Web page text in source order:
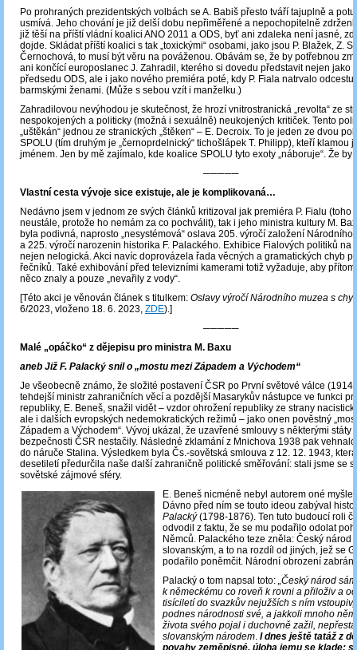
Po prohraných prezidentských volbách se A. Babiš přesto tváří tajuplně a
usmívá. Jeho chování je již delší dobu nepřiměřené a nepochopitelně
již těší na příští vládní koalici ANO 2011 a ODS, byť ani zdaleka není jasné,
dojde. Skládat příští koalici s tak „toxickými“ osobami, jako jsou P. Blažek, Z.
Černochová, to musí být věru na pováženou. Obávám se, že by potřebnou
ani končící europoslanec J. Zahradil, kterého si dovedu představit nejen jako
předsedu ODS, ale i jako nového premiéra poté, kdy P. Fiala natrvalo
barmskými ženami. (Může s sebou vzít i manželku.)
Zahradilovou nevýhodou je skutečnost, že hrozí vnitrostranická „revolta“ ze
nespokojených a politicky (možná i sexuálně) neukojených kritiček. Tento
„uštěkán“ jednou ze stranických „štěken“ – E. Decroix. To je jeden ze dvou
SPOLU (tím druhým je „černoprdelnický“ tichošlápek T. Philipp), kteří klamou
jménem. Jen by mě zajímalo, kde koalice SPOLU tyto exoty „náboruje“. Že by
─────
Vlastní cesta vývoje sice existuje, ale je komplikovaná…
Nedávno jsem v jednom ze svých článků kritizoval jak premiéra P. Fialu (toho
neustále, protože ho nemám za co pochválit), tak i jeho ministra kultury M.
byla podivná, naprosto „nesystémová“ oslava 205. výročí založení Národního
a 225. výročí narozenin historika F. Palackého. Exhibice Fialových politiků na
nejen nelogická. Akci navíc doprovázela řada věcných a gramatických chyb
řečníků. Také exhibování před televizními kamerami totiž vyžaduje, aby
něco znaly a pouze „nevařily z vody“.
[Této akci je věnován článek s titulkem: Oslavy výročí Národního muzea s
6/2023, vloženo 18. 6. 2023, ZDE).]
─────
Malé „opáčko“ z dějepisu pro ministra M. Baxu
aneb Již F. Palacký snil o „mostu mezi Západem a Východem“
Je všeobecně známo, že složité postavení ČSR po První světové válce
tehdejší ministr zahraničních věcí a pozdější Masarykův nástupce ve funkci
republiky, E. Beneš, snažil vidět – vzdor ohrožení republiky ze strany
ale i dalších evropských nedemokratických režimů – jako onen pověstný
Západem a Východem“. Vývoj ukázal, že uzavřené smlouvy s některými státy
bezpečnosti ČSR nestačily. Následné zklamání z Mnichova 1938 pak
do náruče Stalina. Výsledkem byla Čs.-sovětská smlouva z 12. 12. 1943,
desetiletí předurčila naše další zahraničně politické směřování: stali jsme se
sovětské zájmové sféry.
E. Beneš nicméně nebyl autorem oné
Dávno před ním se touto ideou zabýval
Palacký(1798-1876). Ten tuto budoucí roli
odvodil z faktu, že se mu podařilo odolat
Němců. Palackého teze zněla: Český národ
slovanským, a to na rozdíl od jiných, jež se
podařilo poněmčit. Národní obrození
Palacký o tom napsal toto: „Český národ
k německému co roveň k rovni a přiloživ a
tisíciletí do svazkův nejužších s ním
podnes národnosti své, a jakkoli mnoho
života svého pojal i duchovně zažil,
slovanským národem. I dnes ještě tatáž z